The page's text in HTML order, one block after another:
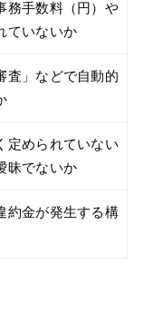
務手数料（円）や
ていないか
査」などで自動的
定められていない
昧でないか
約金が発生する構